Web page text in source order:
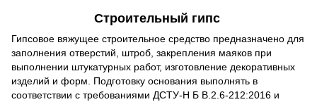
Строительный гипс
Гипсовое вяжущее строительное средство предназначено для
заполнения отверстий, штроб, закрепления маяков при
выполнении штукатурных работ, изготовление декоративных
изделий и форм. Подготовку основания выполнять в
соответствии с требованиями ДСТУ-Н Б В.2.6-212:2016 и